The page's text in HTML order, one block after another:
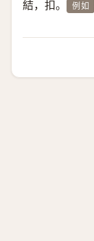
結，扣。 例如